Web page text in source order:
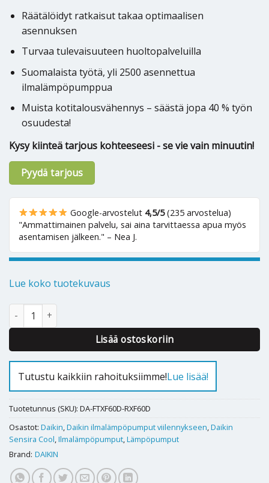
Räätälöidyt ratkaisut takaa optimaalisen
asennuksen
Turvaa tulevaisuuteen huoltopalveluilla
Suomalaista työtä, yli 2500 asennettua
ilmalämpöpumppua
Muista kotitalousvähennys – säästä jopa 40 % työn
osuudesta!
Kysy kiinteä tarjous kohteeseesi - se vie vain minuutin!
Google-arvostelut 4,5/5(235 arvostelua)
"Ammattimainen palvelu, sai aina tarvittaessa apua myös
asentamisen jälkeen." – Nea J.
Pyydä tarjous
Lue koko tuotekuvaus
Ilmalämpöpumppu Daikin Sensira Cool 60 määrä
Lisää ostoskoriin
Alternative:
Tutustu kaikkiin rahoituksiimme!Lue lisää!
Tuotetunnus (SKU): DA-FTXF60D-RXF60D
Osastot: Daikin,Daikin ilmalämpöpumput viilennykseen,Daikin
Sensira Cool,Ilmalämpöpumput,Lämpöpumput
Brand: DAIKIN